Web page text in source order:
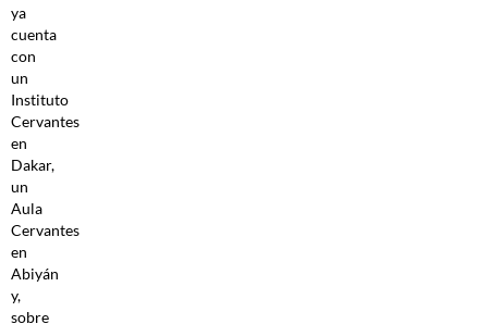
ya
cuenta
con
un
Instituto
Cervantes
en
Dakar,
un
Aula
Cervantes
en
Abiyán
y,
sobre